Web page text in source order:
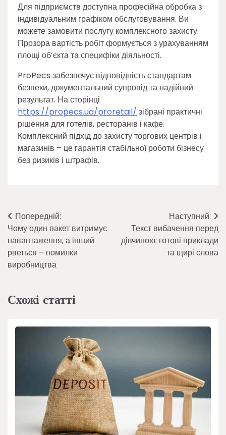
Для підприємств доступна професійна обробка з
індивідуальним графіком обслуговування. Ви
можете замовити послугу комплексного захисту.
Прозора вартість робіт формується з урахуванням
площі об’єкта та специфіки діяльності.
ProPecs забезпечує відповідність стандартам
безпеки, документальний супровід та надійний
результат. На сторінці
https://propecs.ua/proretail/ зібрані практичні
рішення для готелів, ресторанів і кафе.
Комплексний підхід до захисту торгових центрів і
магазинів – це гарантія стабільної роботи бізнесу
без ризиків і штрафів.
Навігація
записів
Попередній:
Чому один пакет витримує
навантаження, а інший
рветься – помилки
виробництва
Наступний:
Текст вибачення перед
дівчиною: готові приклади
та щирі слова
Схожі статті